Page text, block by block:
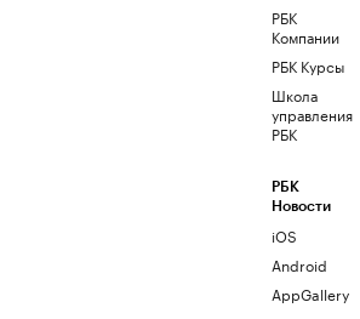
РБК
Компании
РБК Курсы
Школа
управления
РБК
РБК
Новости
iOS
Android
AppGallery